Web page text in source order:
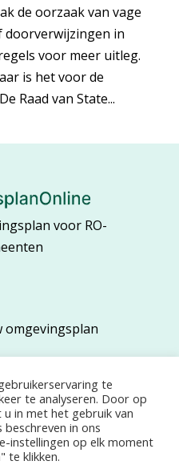
de oorzaak van vage
doorverwijzingen in
voor meer uitleg.
is het voor de
Raad van State...
voor RO-
omgevingsplan
te
te analyseren. Door op
in met het gebruik van
in ons
instellingen op elk moment
te klikken.